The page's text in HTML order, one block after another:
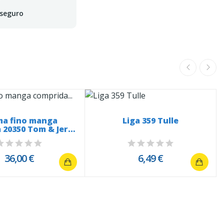
fino manga
Tom & Jerry
Grey
36,00 €
Liga 359 Tulle
6,49 €